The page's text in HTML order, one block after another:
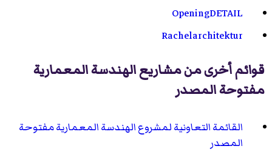
OpeningDETAIL
Rachelarchitektur
قوائم أخرى من مشاريع الهندسة المعمارية
مفتوحة المصدر
القائمة التعاونية لمشروع الهندسة المعمارية مفتوحة
المصدر